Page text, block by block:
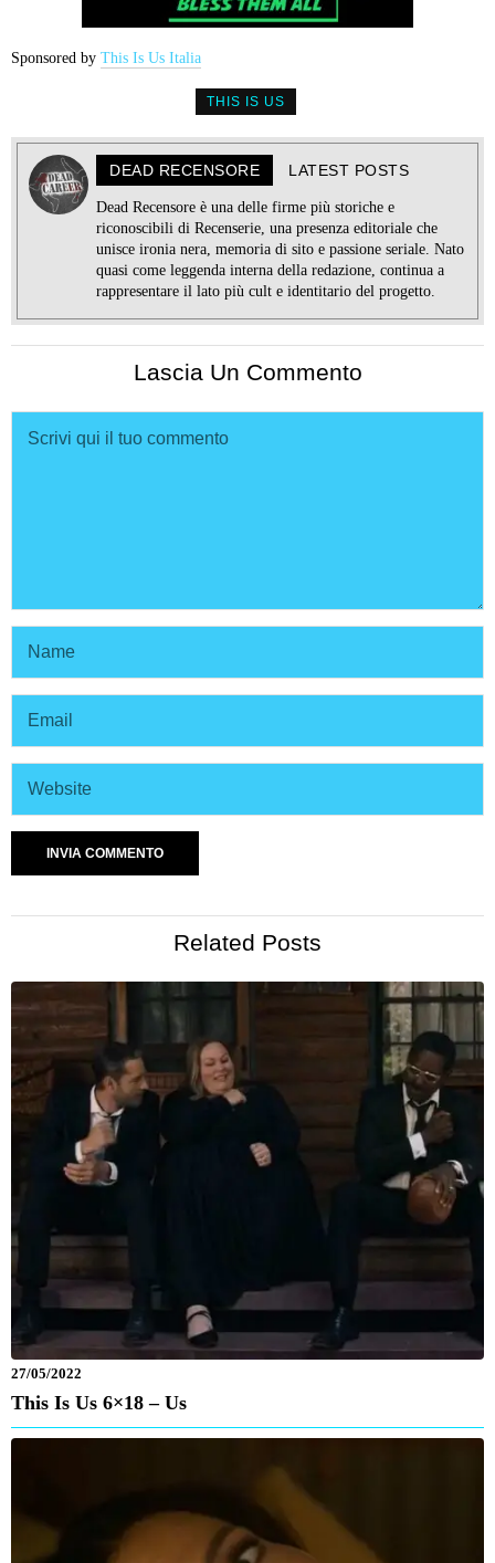
Sponsored by This Is Us Italia
THIS IS US
DEAD RECENSORE LATEST POSTS
Dead Recensore è una delle firme più storiche e
riconoscibili di Recenserie, una presenza editoriale che
unisce ironia nera, memoria di sito e passione seriale. Nato
quasi come leggenda interna della redazione, continua a
rappresentare il lato più cult e identitario del progetto.
Lascia Un Commento
Related Posts
27/05/2022
This Is Us 6×18 – Us